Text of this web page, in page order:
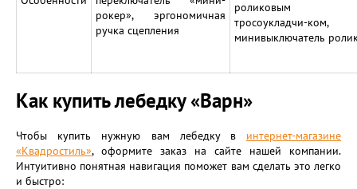
рокер», эргономичная
ручка сцепления
роликовым
тросоукладчи-ком,
минивыключатель
Как купить лебедку «Варн»
Чтобы купить нужную вам лебедку в интернет-магазине
«Квадростиль», оформите заказ на сайте нашей компании.
Интуитивно понятная навигация поможет вам сделать это легко
и быстро: